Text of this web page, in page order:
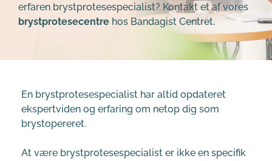
brystprotesecentre hos Bandagist Centret.
En brystprotesespecialist har altid opdateret
ekspertviden og erfaring om netop dig som
brystopereret.
At være brystprotesespecialist er ikke en specifik